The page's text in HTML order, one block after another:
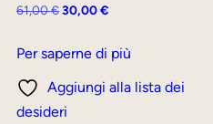
61,00€Il
originale
61,00 €.
30,00€
attuale
30,00 €.
Per saperne di più
Aggiungi alla lista dei
desideri